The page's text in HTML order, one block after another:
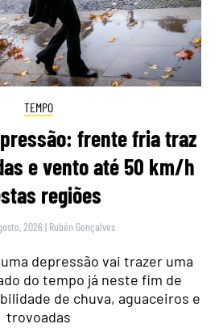
TEMPO
frente fria traz
e vento até 50 km/h
regiões
2026 | Rubén Gonçalves
depressão vai trazer uma
do tempo já neste fim de
de chuva, aguaceiros e
trovoadas